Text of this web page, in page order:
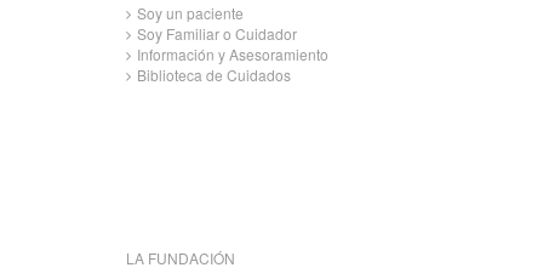
Soy un paciente
Soy Familiar o Cuidador
Información y Asesoramiento
Biblioteca de Cuidados
LA FUNDACIÓN